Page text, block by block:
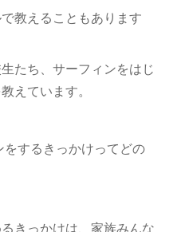
教えることもあります
たち、サーフィンをはじ
えています。
するきっかけってどの
きっかけは、家族みんな